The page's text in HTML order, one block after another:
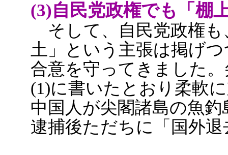
(3)自民党政権でも「棚
そして、自民党政権も
土」という主張は掲げ
合意を守ってきました
(1)に書いたとおり柔軟
中国人が尖閣諸島の魚
逮捕後ただちに「国外